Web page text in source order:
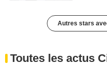
Autres stars
Toutes les actus